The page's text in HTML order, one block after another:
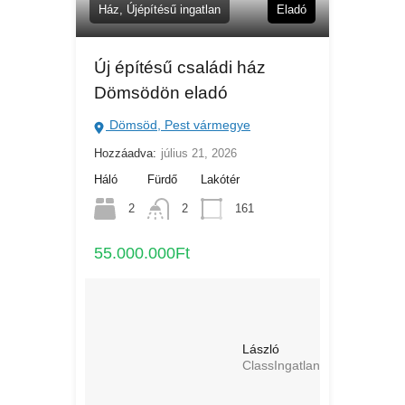
Ház, Újépítésű ingatlan Eladó
Új építésű családi ház
Dömsödön eladó
Dömsöd, Pest vármegye
Hozzáadva: július 21, 2026
Háló
2
Fürdő
2
Lakótér
161
55.000.000Ft
László
ClassIngatlan